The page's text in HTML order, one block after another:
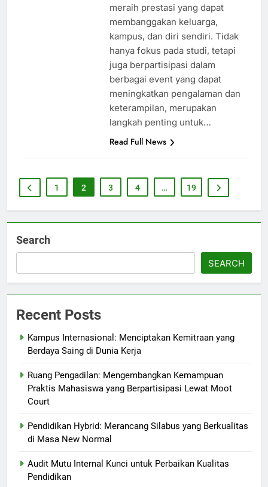
meraih prestasi yang dapat
membanggakan keluarga,
kampus, dan diri sendiri. Tidak
hanya fokus pada studi, tetapi
juga berpartisipasi dalam
berbagai event yang dapat
meningkatkan pengalaman dan
keterampilan, merupakan
langkah penting untuk…
Read Full News
1 2 3 4 … 19
Search
SEARCH
Recent Posts
Kampus Internasional: Menciptakan Kemitraan yang
Berdaya Saing di Dunia Kerja
Ruang Pengadilan: Mengembangkan Kemampuan
Praktis Mahasiswa yang Berpartisipasi Lewat Moot
Court
Pendidikan Hybrid: Merancang Silabus yang Berkualitas
di Masa New Normal
Audit Mutu Internal Kunci untuk Perbaikan Kualitas
Pendidikan